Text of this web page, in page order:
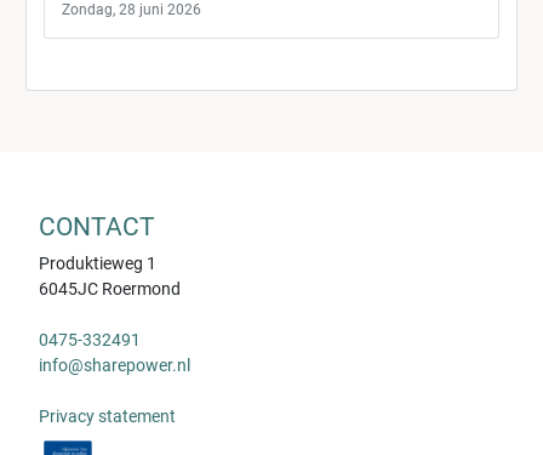
Zondag, 28 juni 2026
CONTACT
Produktieweg 1
6045JC Roermond
0475-332491
info@sharepower.nl
Privacy statement